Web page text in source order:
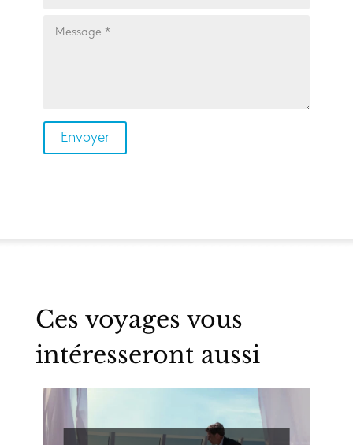
Ces voyages vous
intéresseront aussi